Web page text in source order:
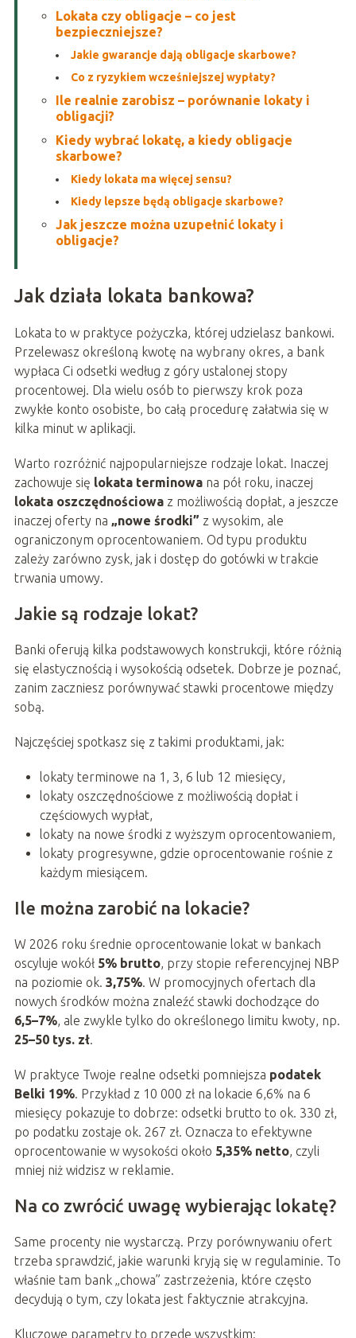
Lokata czy obligacje – co jest
bezpieczniejsze?
Jakie gwarancje dają obligacje skarbowe?
Co z ryzykiem wcześniejszej wypłaty?
Ile realnie zarobisz – porównanie lokaty i
obligacji?
Kiedy wybrać lokatę, a kiedy obligacje
skarbowe?
Kiedy lokata ma więcej sensu?
Kiedy lepsze będą obligacje skarbowe?
Jak jeszcze można uzupełnić lokaty i
obligacje?
Jak działa lokata bankowa?
Lokata to w praktyce pożyczka, której udzielasz bankowi.
Przelewasz określoną kwotę na wybrany okres, a bank
wypłaca Ci odsetki według z góry ustalonej stopy
procentowej. Dla wielu osób to pierwszy krok poza
zwykłe konto osobiste, bo całą procedurę załatwia się w
kilka minut w aplikacji.
Warto rozróżnić najpopularniejsze rodzaje lokat. Inaczej
zachowuje się lokata terminowana pół roku, inaczej
lokata oszczędnościowaz możliwością dopłat, a jeszcze
inaczej oferty na „nowe środki” z wysokim, ale
ograniczonym oprocentowaniem. Od typu produktu
zależy zarówno zysk, jak i dostęp do gotówki w trakcie
trwania umowy.
Jakie są rodzaje lokat?
Banki oferują kilka podstawowych konstrukcji, które różnią
się elastycznością i wysokością odsetek. Dobrze je poznać,
zanim zaczniesz porównywać stawki procentowe między
sobą.
Najczęściej spotkasz się z takimi produktami, jak:
lokaty terminowe na 1, 3, 6 lub 12 miesięcy,
lokaty oszczędnościowe z możliwością dopłat i
częściowych wypłat,
lokaty na nowe środki z wyższym oprocentowaniem,
lokaty progresywne, gdzie oprocentowanie rośnie z
każdym miesiącem.
Ile można zarobić na lokacie?
W 2026 roku średnie oprocentowanie lokat w bankach
oscyluje wokół 5% brutto, przy stopie referencyjnej NBP
na poziomie ok. 3,75%. W promocyjnych ofertach dla
nowych środków można znaleźć stawki dochodzące do
6,5–7%, ale zwykle tylko do określonego limitu kwoty, np.
25–50 tys. zł.
W praktyce Twoje realne odsetki pomniejsza podatek
Belki 19%. Przykład z 10 000 zł na lokacie 6,6% na 6
miesięcy pokazuje to dobrze: odsetki brutto to ok. 330 zł,
po podatku zostaje ok. 267 zł. Oznacza to efektywne
oprocentowanie w wysokości około 5,35% netto, czyli
mniej niż widzisz w reklamie.
Na co zwrócić uwagę wybierając lokatę?
Same procenty nie wystarczą. Przy porównywaniu ofert
trzeba sprawdzić, jakie warunki kryją się w regulaminie. To
właśnie tam bank „chowa” zastrzeżenia, które często
decydują o tym, czy lokata jest faktycznie atrakcyjna.
Kluczowe parametry to przede wszystkim: